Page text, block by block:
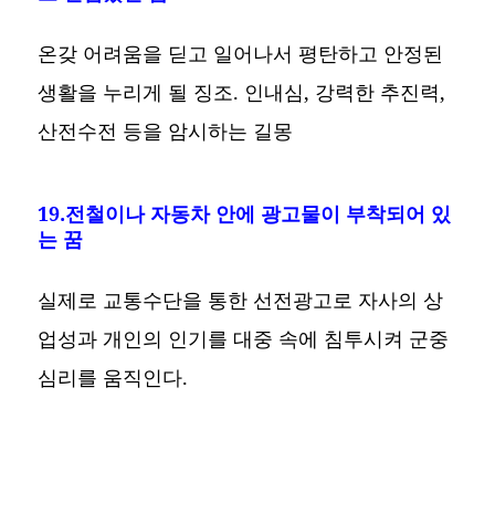
온갖 어려움을 딛고 일어나서 평탄하고 안정된
생활을 누리게 될 징조. 인내심, 강력한 추진력,
산전수전 등을 암시하는 길몽
19.전철이나 자동차 안에 광고물이 부착되어 있
는 꿈
실제로 교통수단을 통한 선전광고로 자사의 상
업성과 개인의 인기를 대중 속에 침투시켜 군중
심리를 움직인다.